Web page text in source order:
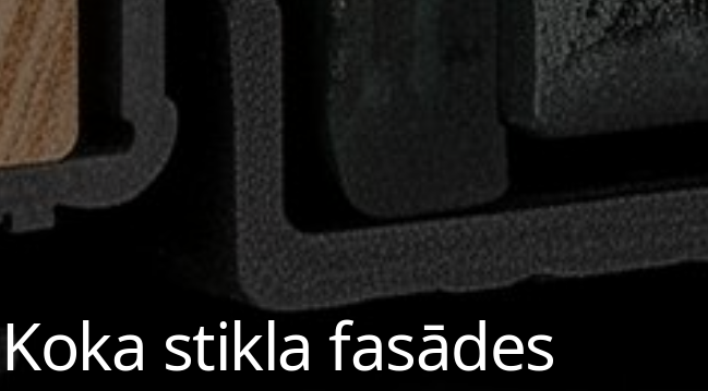
Koka stikla fasādes